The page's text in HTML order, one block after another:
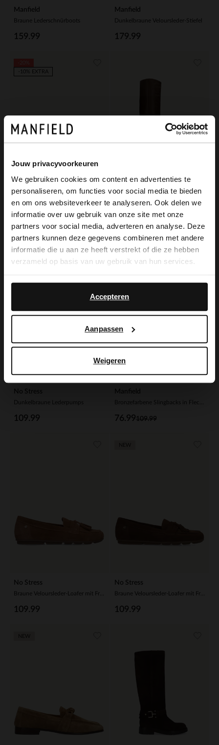
Jouw privacyvoorkeuren
We gebruiken cookies om content en advertenties te
personaliseren, om functies voor social media te bieden
en om ons websiteverkeer te analyseren. Ook delen we
informatie over uw gebruik van onze site met onze
partners voor social media, adverteren en analyse. Deze
partners kunnen deze gegevens combineren met andere
informatie die u aan ze heeft verstrekt of die ze hebben
verzameld op basis van uw gebruik van hun services.
Accepteren
Aanpassen
Weigeren
Manfield
Braune Lederschnürboots
159.99
Manfield
Dunkelbraune Veloursleder-Stiefel
179.99
No Stress
Braune Ledersandaletten
109.99
87.99
-10% EXTRA
Manfield
Braune Lederstiefel mit Absatz
199.99
No Stress
Dunkelbraune Lederpumps
109.99
Manfield
109.99
76.99
-30%
-10% EXTRA
No Stress
109.99
No Stress
Braune Veloursleder-Loafer mit Fransen
109.99
×
View this website in English?
It looks like your language isn't Dutch. Would
you like to switch to English?
English